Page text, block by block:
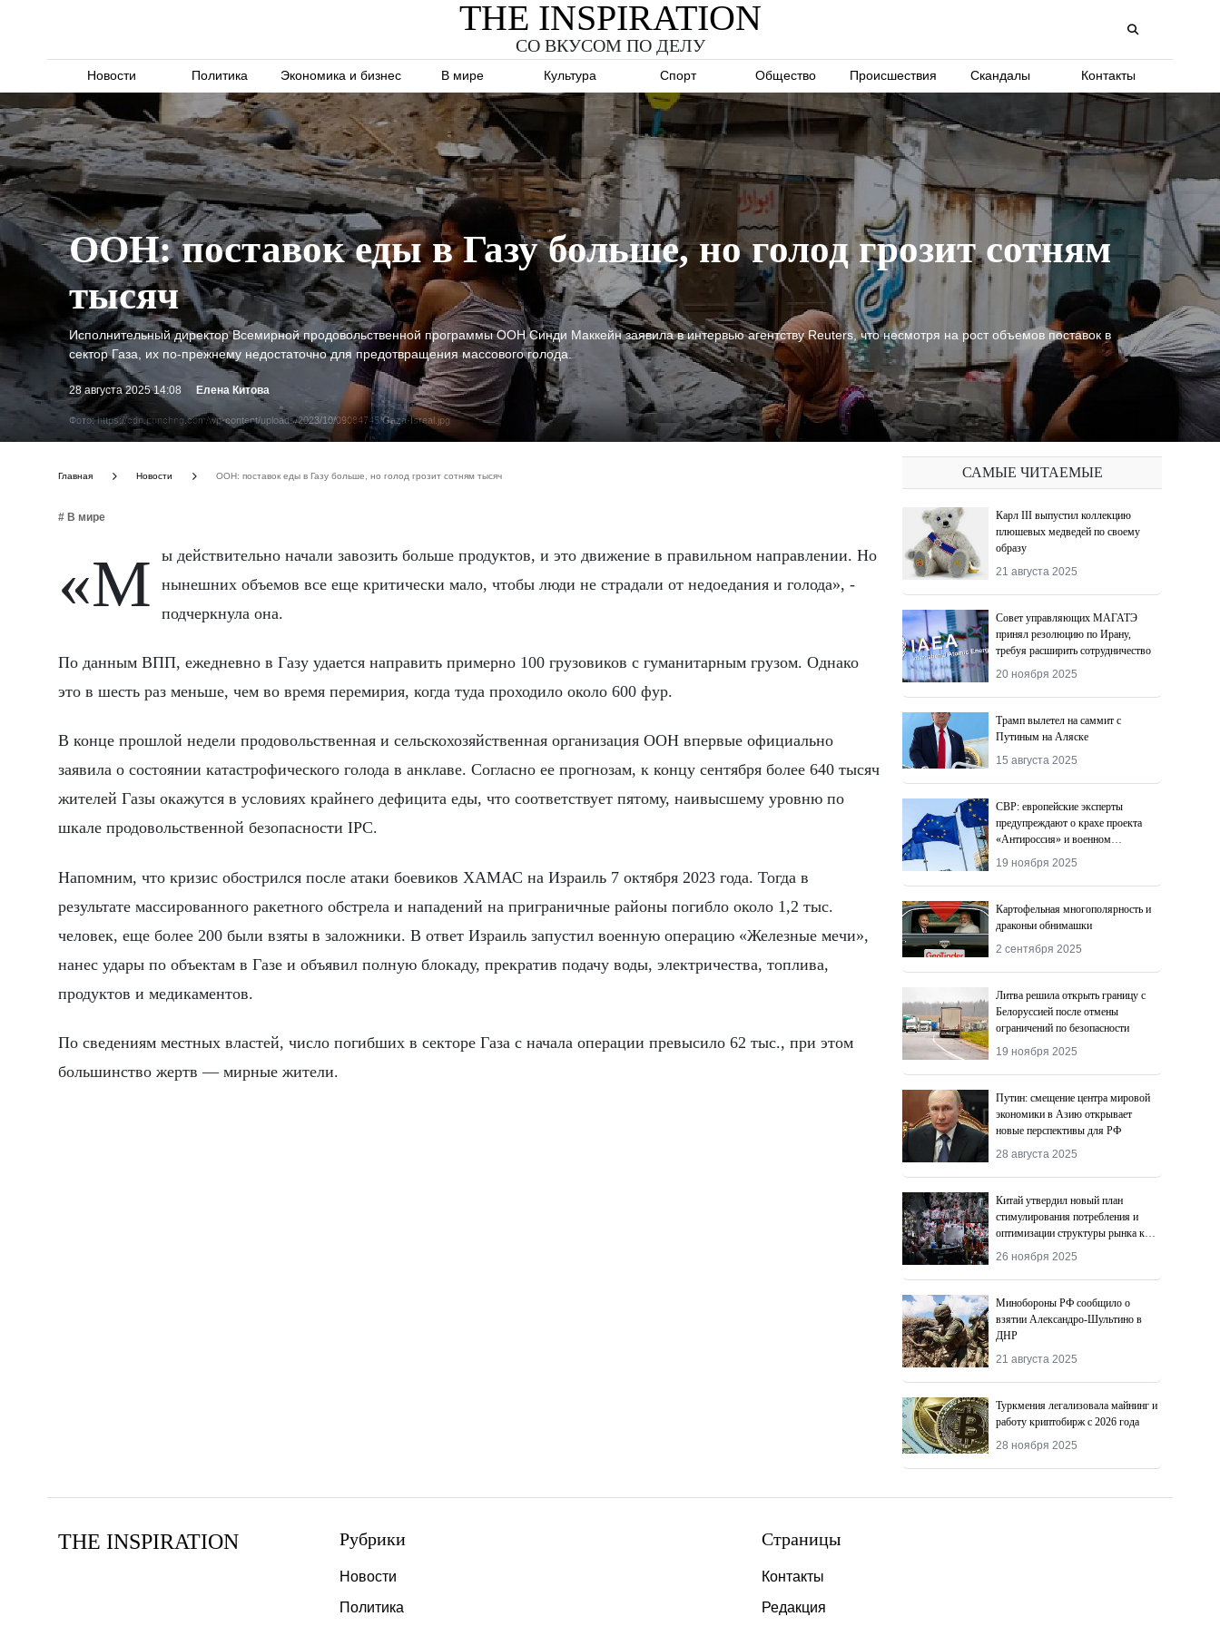
THE INSPIRATION
СО ВКУСОМ ПО ДЕЛУ
Новости Политика Экономика и бизнес В мире Культура Спорт Общество Происшествия Скандалы Контакты
Фото: https://cdn.punchng.com/wp-content/uploads/2023/10/09084745/Gaza-Isreal.jpg
ООН: поставок еды в Газу больше, но голод грозит сотням
тысяч
Исполнительный директор Всемирной продовольственной программы ООН Синди Маккейн заявила в интервью агентству Reuters, что несмотря на рост объемов поставок в
сектор Газа, их по-прежнему недостаточно для предотвращения массового голода.
28 августа 2025 14:08 Елена Китова
Главная Новости ООН: поставок еды в Газу больше, но голод грозит сотням тысяч
# В мире
«Мы действительно начали завозить больше продуктов, и это движение в правильном направлении. Но
нынешних объемов все еще критически мало, чтобы люди не страдали от недоедания и голода», -
подчеркнула она.
По данным ВПП, ежедневно в Газу удается направить примерно 100 грузовиков с гуманитарным грузом. Однако
это в шесть раз меньше, чем во время перемирия, когда туда проходило около 600 фур.
В конце прошлой недели продовольственная и сельскохозяйственная организация ООН впервые официально
заявила о состоянии катастрофического голода в анклаве. Согласно ее прогнозам, к концу сентября более 640 тысяч
жителей Газы окажутся в условиях крайнего дефицита еды, что соответствует пятому, наивысшему уровню по
шкале продовольственной безопасности IPC.
Напомним, что кризис обострился после атаки боевиков ХАМАС на Израиль 7 октября 2023 года. Тогда в
результате массированного ракетного обстрела и нападений на приграничные районы погибло около 1,2 тыс.
человек, еще более 200 были взяты в заложники. В ответ Израиль запустил военную операцию «Железные мечи»,
нанес удары по объектам в Газе и объявил полную блокаду, прекратив подачу воды, электричества, топлива,
продуктов и медикаментов.
По сведениям местных властей, число погибших в секторе Газа с начала операции превысило 62 тыс., при этом
большинство жертв — мирные жители.
САМЫЕ ЧИТАЕМЫЕ
Карл III выпустил коллекцию
плюшевых медведей по своему
образу
21 августа 2025
Совет управляющих МАГАТЭ
принял резолюцию по Ирану,
требуя расширить сотрудничество
20 ноября 2025
Трамп вылетел на саммит с
Путиным на Аляске
15 августа 2025
СВР: европейские эксперты
предупреждают о крахе проекта
«Антироссия» и военном
поражении Киева
19 ноября 2025
Картофельная многополярность и
драконьи обнимашки
2 сентября 2025
Литва решила открыть границу с
Белоруссией после отмены
ограничений по безопасности
19 ноября 2025
Путин: смещение центра мировой
экономики в Азию открывает
новые перспективы для РФ
28 августа 2025
Китай утвердил новый план
стимулирования потребления и
оптимизации структуры рынка к
2027 году
26 ноября 2025
Минобороны РФ сообщило о
взятии Александро-Шультино в
ДНР
21 августа 2025
Туркмения легализовала майнинг и
работу криптобирж с 2026 года
28 ноября 2025
THE INSPIRATION Рубрики
Новости
Политика
Страницы
Контакты
Редакция